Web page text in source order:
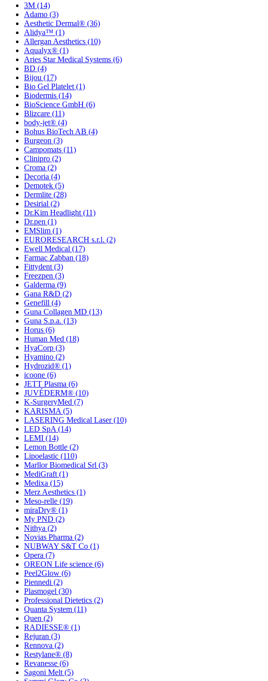
3M (14)
Adamo (3)
Aesthetic Dermal® (36)
Alidya™ (1)
Allergan Aesthetics (10)
Aqualyx® (1)
Aries Star Medical Systems (6)
BD (4)
Bijou (17)
Bio Gel Platelet (1)
Biodermis (14)
BioScience GmbH (6)
Blizcare (11)
body-jet® (4)
Bohus BioTech AB (4)
Burgeon (3)
Campomats (11)
Clinipro (2)
Croma (2)
Decoria (4)
Demotek (5)
Dermlite (28)
Desirial (2)
Dr.Kim Headlight (11)
Dr.pen (1)
EMSlim (1)
EURORESEARCH s.r.l. (2)
Ewell Medical (17)
Farmac Zabban (18)
Fittydent (3)
Freezpen (3)
Galderma (9)
Gana R&D (2)
Genefill (4)
Guna Collagen MD (13)
Guna S.p.a. (13)
Horus (6)
Human Med (18)
HyaCorp (3)
Hyamino (2)
Hydrozid® (1)
icoone (6)
JETT Plasma (6)
JUVÉDERM® (10)
K-SurgeryMed (7)
KARISMA (5)
LASERING Medical Laser(10)
LED SpA (14)
LEMI (14)
Lemon Bottle (2)
Lipoelastic (110)
Marllor Biomedical Srl (3)
MediGraft (1)
Medixa (15)
Merz Aesthetics (1)
Meso-relle (19)
miraDry® (1)
My PND (2)
Nithya (2)
Novias Pharma (2)
NUBWAY S&T Co (1)
Opera (7)
OREON Life science (6)
Peel2Glow (6)
Piennedi (2)
Plasmogel (30)
Professional Dietetics (2)
Quanta System (11)
Quen (2)
RADIESSE® (1)
Rejuran (3)
Rennova (2)
Restylane® (8)
Revanesse (6)
Sagoni Melt (5)